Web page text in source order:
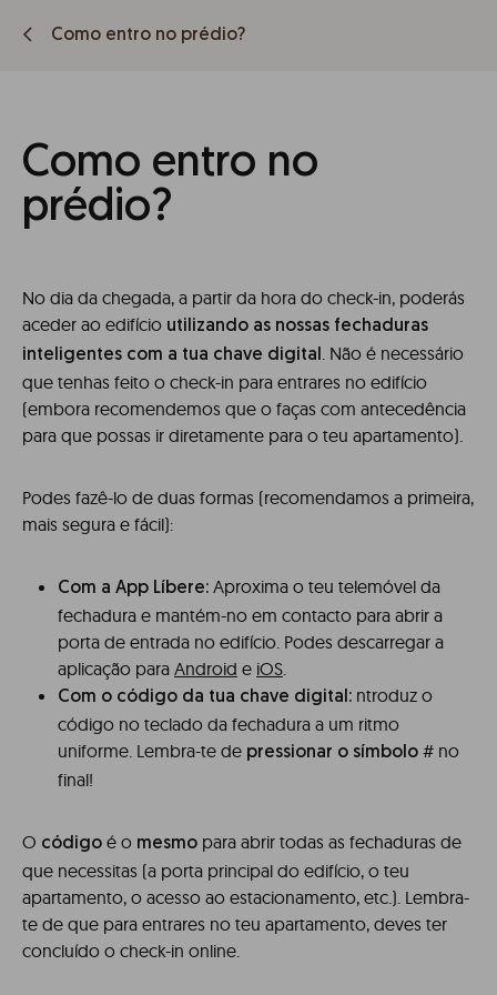
Como entro no prédio?
Como entro no
prédio?
No dia da chegada, a partir da hora do check-in, poderás
aceder ao edifício utilizando as nossas fechaduras
inteligentes com a tua chave digital . Não é necessário
que tenhas feito o check-in para entrares no edifício
(embora recomendemos que o faças com antecedência
para que possas ir diretamente para o teu apartamento).
Podes fazê-lo de duas formas (recomendamos a primeira,
mais segura e fácil):
Com a App Líbere: Aproxima o teu telemóvel da
fechadura e mantém-no em contacto para abrir a
porta de entrada no edifício. Podes descarregar a
aplicação para Android e iOS.
Com o código da tua chave digital: ntroduz o
código no teclado da fechadura a um ritmo
uniforme. Lembra-te de pressionar o símbolo # no
final!
O código é o mesmo para abrir todas as fechaduras de
que necessitas (a porta principal do edifício, o teu
apartamento, o acesso ao estacionamento, etc.). Lembra-
te de que para entrares no teu apartamento, deves ter
concluído o check-in online.